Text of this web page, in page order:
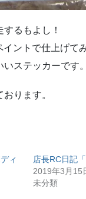
るもよし！
ントで仕上げて
ステッカーです。
ります。
ィ
店長RC日記
2019年3月15
未分類